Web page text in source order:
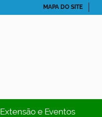
MAPA DO SITE
Extensão e Eventos